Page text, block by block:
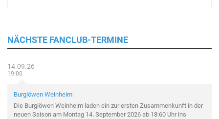
NÄCHSTE FANCLUB-TERMINE
14.09.26
19:00
Burglöwen Weinheim
Die Burglöwen Weinheim laden ein zur ersten Zusammenkunft in der
neuen Saison am Montag 14. September 2026 ab 18:60 Uhr ins